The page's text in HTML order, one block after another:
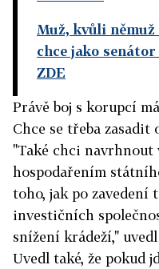
Muž, kvůli
chce jako
ZDE
Právě boj s korupcí
Chce se třeba
"Také chci navrhnout
hospodařením
toho, jak po zavedení
investičních
snížení krádeží,"
Uvedl také, že pokud